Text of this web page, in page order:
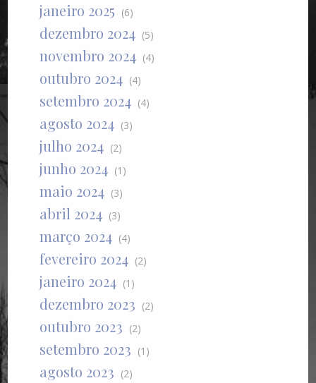
janeiro 2025 (6)
dezembro 2024 (5)
novembro 2024 (4)
outubro 2024 (4)
setembro 2024 (4)
agosto 2024 (3)
julho 2024 (2)
junho 2024 (1)
maio 2024 (3)
abril 2024 (3)
março 2024 (4)
fevereiro 2024 (2)
janeiro 2024 (1)
dezembro 2023 (2)
outubro 2023 (2)
setembro 2023 (1)
agosto 2023 (2)